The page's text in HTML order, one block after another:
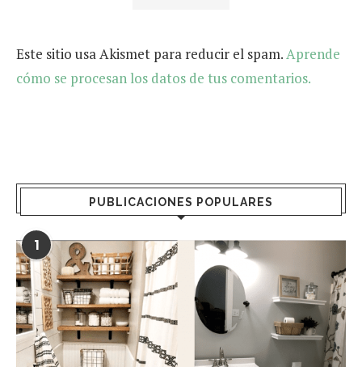
Este sitio usa Akismet para reducir el spam.Aprende
cómo se procesan los datos de tus comentarios.
PUBLICACIONES POPULARES
1